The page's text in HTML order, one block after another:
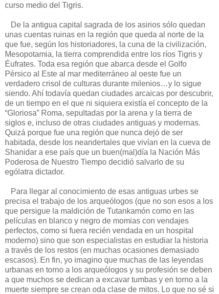
curso medio del Tigris.
De la antigua capital sagrada de los asirios sólo quedan
unas cuentas ruinas en la región que queda al norte de la
que fue, según los historiadores, la cuna de la civilización,
Mesopotamia, la tierra comprendida entre los ríos Tigris y
Éufrates. Toda esa región que abarca desde el Golfo
Pérsico al Este al mar mediterráneo al oeste fue un
verdadero crisol de culturas durante milenios…y lo sigue
siendo. Ahí todavía quedan ciudades arcaicas por descubrir,
de un tiempo en el que ni siquiera existía el concepto de la
“Gloriosa” Roma, sepultadas por la arena y la tierra de
siglos e, incluso de otras ciudades antiguas y modernas.
Quizá porque fue una región que nunca dejó de ser
habitada, desde los neandertales que vivían en la cueva de
Shanidar a ese país que un buen(mal)día la Nación Más
Poderosa de Nuestro Tiempo decidió salvarlo de su
ególatra dictador.
Para llegar al conocimiento de esas antiguas urbes se
precisa el trabajo de los arqueólogos (que no son esos a los
que persigue la maldición de Tutankamón como en las
películas en blanco y negro de momias con vendajes
perfectos, como si fuera recién vendada en un hospital
moderno) sino que son especialistas en estudiar la historia
a través de los restos (en muchas ocasiones demasiado
escasos). En fin, yo imagino que muchas de las leyendas
urbanas en torno a los arqueólogos y su profesión se deben
a que muchos se dedican a excavar tumbas y en torno a la
muerte siempre se crean oda clase de mitos. Lo que no sé si